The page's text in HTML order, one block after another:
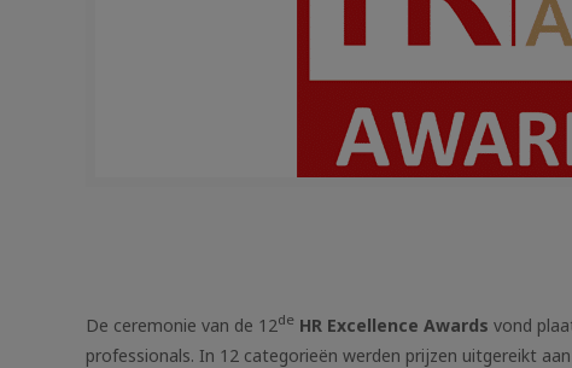
De ceremonie van de 12de HR Excellence Awards vond
professionals. In 12 categorieën werden prijzen uitgereikt aan